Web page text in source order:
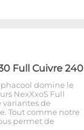
Full Cuivre 240
domine le
NexXxoS Full
variantes de
Tout comme notre
permet de